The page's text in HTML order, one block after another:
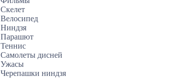
Скелет
Велосипед
Ниндзя
Парашют
Теннис
Самолеты дисней
Ужасы
Черепашки ниндзя